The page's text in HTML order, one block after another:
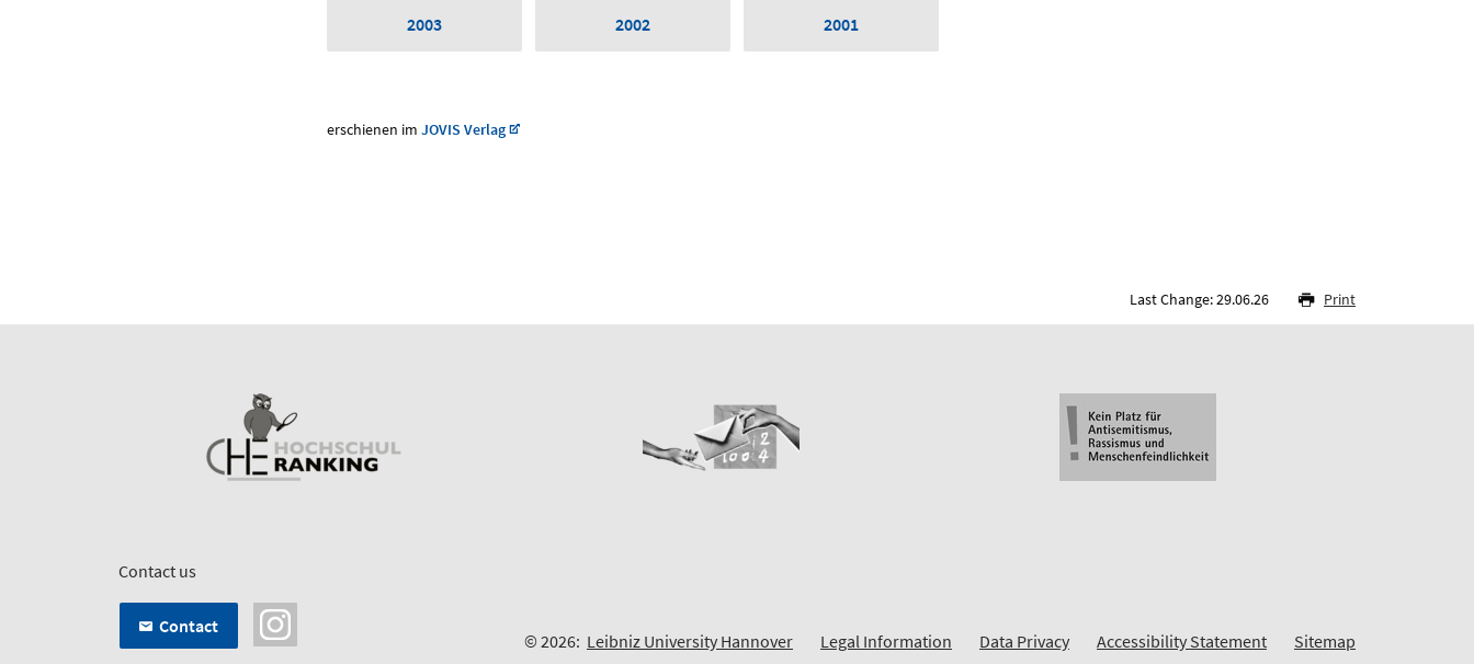
2003 2002 2001
erschienen im JOVIS Verlag
Last Change: 29.06.26 Print
Contact us
Contact
© 2026: Leibniz University Hannover Legal Information Data Privacy Accessibility Statement Sitemap